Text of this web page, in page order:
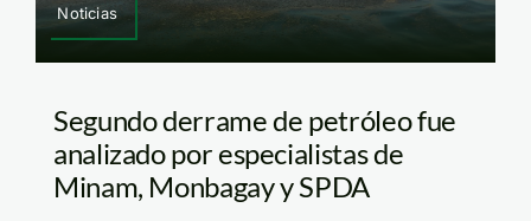
Noticias
Segundo derrame de petróleo fue
analizado por especialistas de
Minam, Monbagay y SPDA